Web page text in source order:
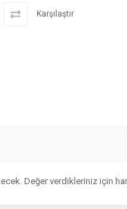
Karşılaştır
Değer verdikleriniz için